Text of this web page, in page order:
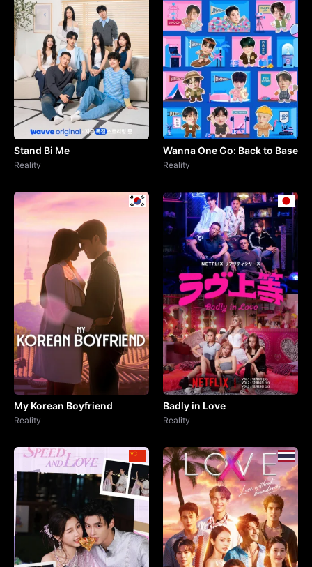
Stand Bi Me
Reality
Wanna One Go: Back to Base
Reality
My Korean Boyfriend
Reality
Badly in Love
Reality